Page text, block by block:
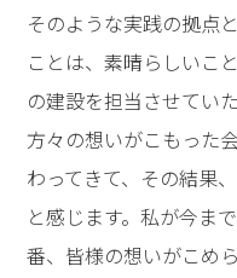
そのような実践の拠点
ことは、素晴らしいこ
の建設を担当させてい
方々の想いがこもった
わってきて、その結果
と感じます。私が今ま
番、皆様の想いがこめ